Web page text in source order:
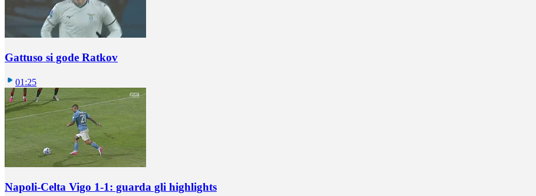
Gattuso si gode Ratkov
01:25
Napoli-Celta Vigo 1-1: guarda gli highlights